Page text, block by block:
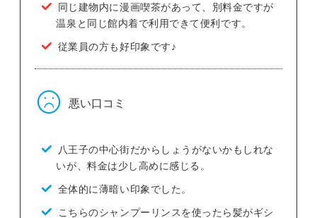
同じ建物内に漫画喫茶があって、別料金ですが
温泉と同じ館内着で利用できて便利です。
従業員の方も好印象です♪
悪い口コミ
八王子の中心街だからしょうがないかもしれな
いが、料金は少し高めに感じる。
全体的に薄暗い印象でした。
こちらのシャンプーリンスを使ったら髪がギシ